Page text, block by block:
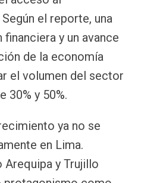
el reporte, una
y un avance
de la economía
el volumen del sector
30% y 50%.
ya no se
en Lima.
Arequipa y Trujillo